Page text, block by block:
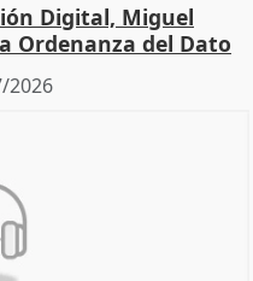
Digital, Miguel
Ordenanza del Dato
2026